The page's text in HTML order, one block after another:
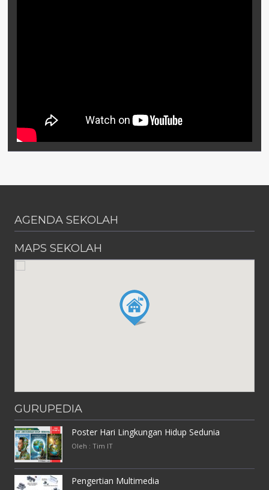
AGENDA SEKOLAH
MAPS SEKOLAH
GURUPEDIA
Poster Hari Lingkungan Hidup Sedunia
Oleh : Tim IT
Pengertian Multimedia